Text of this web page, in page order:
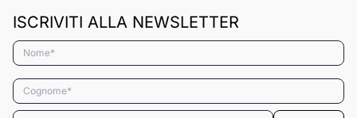
ISCRIVITI ALLA NEWSLETTER
Nome*
Cognome*